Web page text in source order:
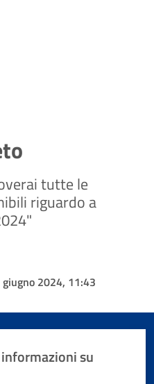
tutte le
riguardo a
giugno 2024, 11:43
su